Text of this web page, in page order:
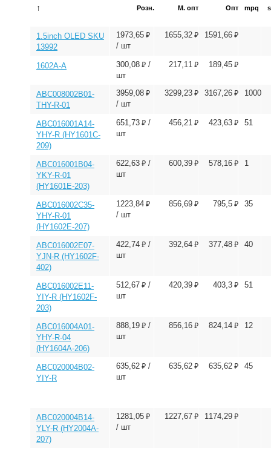
↑ Розн. М. опт Опт mpq
1.5inch OLED SKU
13992
1973,65 ⃏
/ шт
1655,32 ⃏ 1591,66 ⃏
1602A-A 300,08 ⃏ /
шт
217,11 ⃏ 189,45 ⃏
ABC008002B01-
THY-R-01
3959,08 ⃏
/ шт
3299,23 ⃏ 3167,26 ⃏ 1000
ABC016001A14-
YHY-R (HY1601C-
209)
651,73 ⃏ /
шт
456,21 ⃏ 423,63 ⃏ 51
ABC016001B04-
YKY-R-01
(HY1601E-203)
622,63 ⃏ /
шт
600,39 ⃏ 578,16 ⃏ 1
ABC016002C35-
YHY-R-01
(HY1602E-207)
1223,84 ⃏
/ шт
856,69 ⃏ 795,5 ⃏ 35
ABC016002E07-
YJN-R (HY1602F-
402)
422,74 ⃏ /
шт
392,64 ⃏ 377,48 ⃏ 40
ABC016002E11-
YIY-R (HY1602F-
203)
512,67 ⃏ /
шт
420,39 ⃏ 403,3 ⃏ 51
ABC016004A01-
YHY-R-04
(HY1604A-206)
888,19 ⃏ /
шт
856,16 ⃏ 824,14 ⃏ 12
ABC020004B02-
YIY-R
635,62 ⃏ /
шт
635,62 ⃏ 635,62 ⃏ 45
ABC020004B14-
YLY-R (HY2004A-
207)
1281,05 ⃏
/ шт
1227,67 ⃏ 1174,29 ⃏